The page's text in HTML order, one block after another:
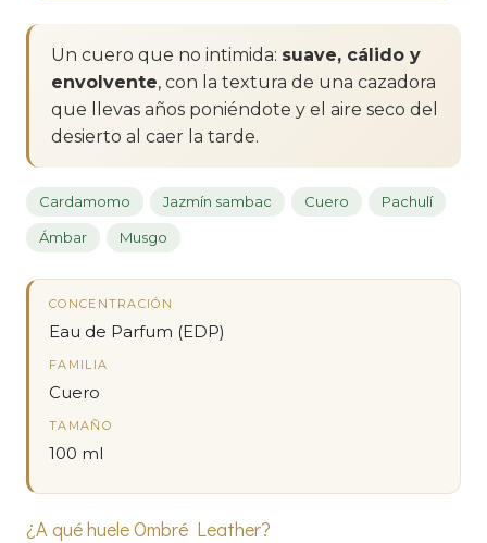
Un cuero que no intimida: suave, cálido y
envolvente, con la textura de una cazadora
que llevas años poniéndote y el aire seco del
desierto al caer la tarde.
Cardamomo Jazmín sambac Cuero Pachulí
Ámbar Musgo
CONCENTRACIÓN
Eau de Parfum (EDP)
FAMILIA
Cuero
TAMAÑO
100 ml
¿A qué huele Ombré Leather?